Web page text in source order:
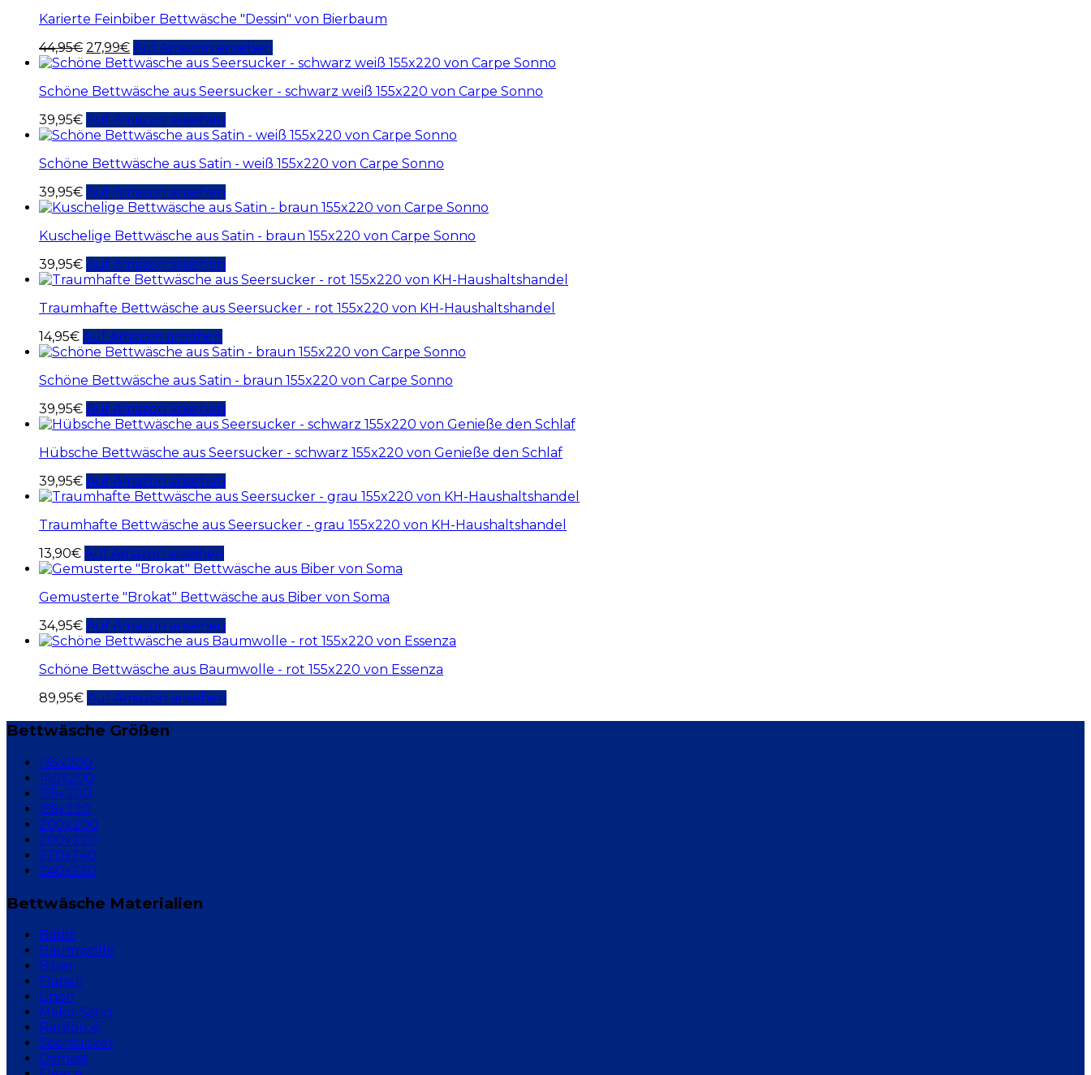
Karierte Feinbiber Bettwäsche "Dessin" von Bierbaum
44,95€ 27,99€ Auf Amazon ansehen
Schöne Bettwäsche aus Seersucker - schwarz weiß 155x220 von Carpe Sonno
39,95€ Auf Amazon ansehen
Schöne Bettwäsche aus Satin - weiß 155x220 von Carpe Sonno
39,95€ Auf Amazon ansehen
Kuschelige Bettwäsche aus Satin - braun 155x220 von Carpe Sonno
39,95€ Auf Amazon ansehen
Traumhafte Bettwäsche aus Seersucker - rot 155x220 von KH-Haushaltshandel
14,95€ Auf Amazon ansehen
Schöne Bettwäsche aus Satin - braun 155x220 von Carpe Sonno
39,95€ Auf Amazon ansehen
Hübsche Bettwäsche aus Seersucker - schwarz 155x220 von Genieße den Schlaf
39,95€ Auf Amazon ansehen
Traumhafte Bettwäsche aus Seersucker - grau 155x220 von KH-Haushaltshandel
13,90€ Auf Amazon ansehen
Gemusterte "Brokat" Bettwäsche aus Biber von Soma
34,95€ Auf Amazon ansehen
Schöne Bettwäsche aus Baumwolle - rot 155x220 von Essenza
89,95€ Auf Amazon ansehen
Bettwäsche Größen
135x200
140x200
155x200
155x220
200x200
200x220
220x240
240x220
Bettwäsche Materialien
Batist
Baumwolle
Biber
Flanell
Linon
Mako-Satin
Renforcé
Seersucker
Damast